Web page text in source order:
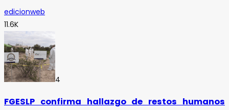
edicionweb
11.6K
4
FGESLP confirma hallazgo de restos humanos